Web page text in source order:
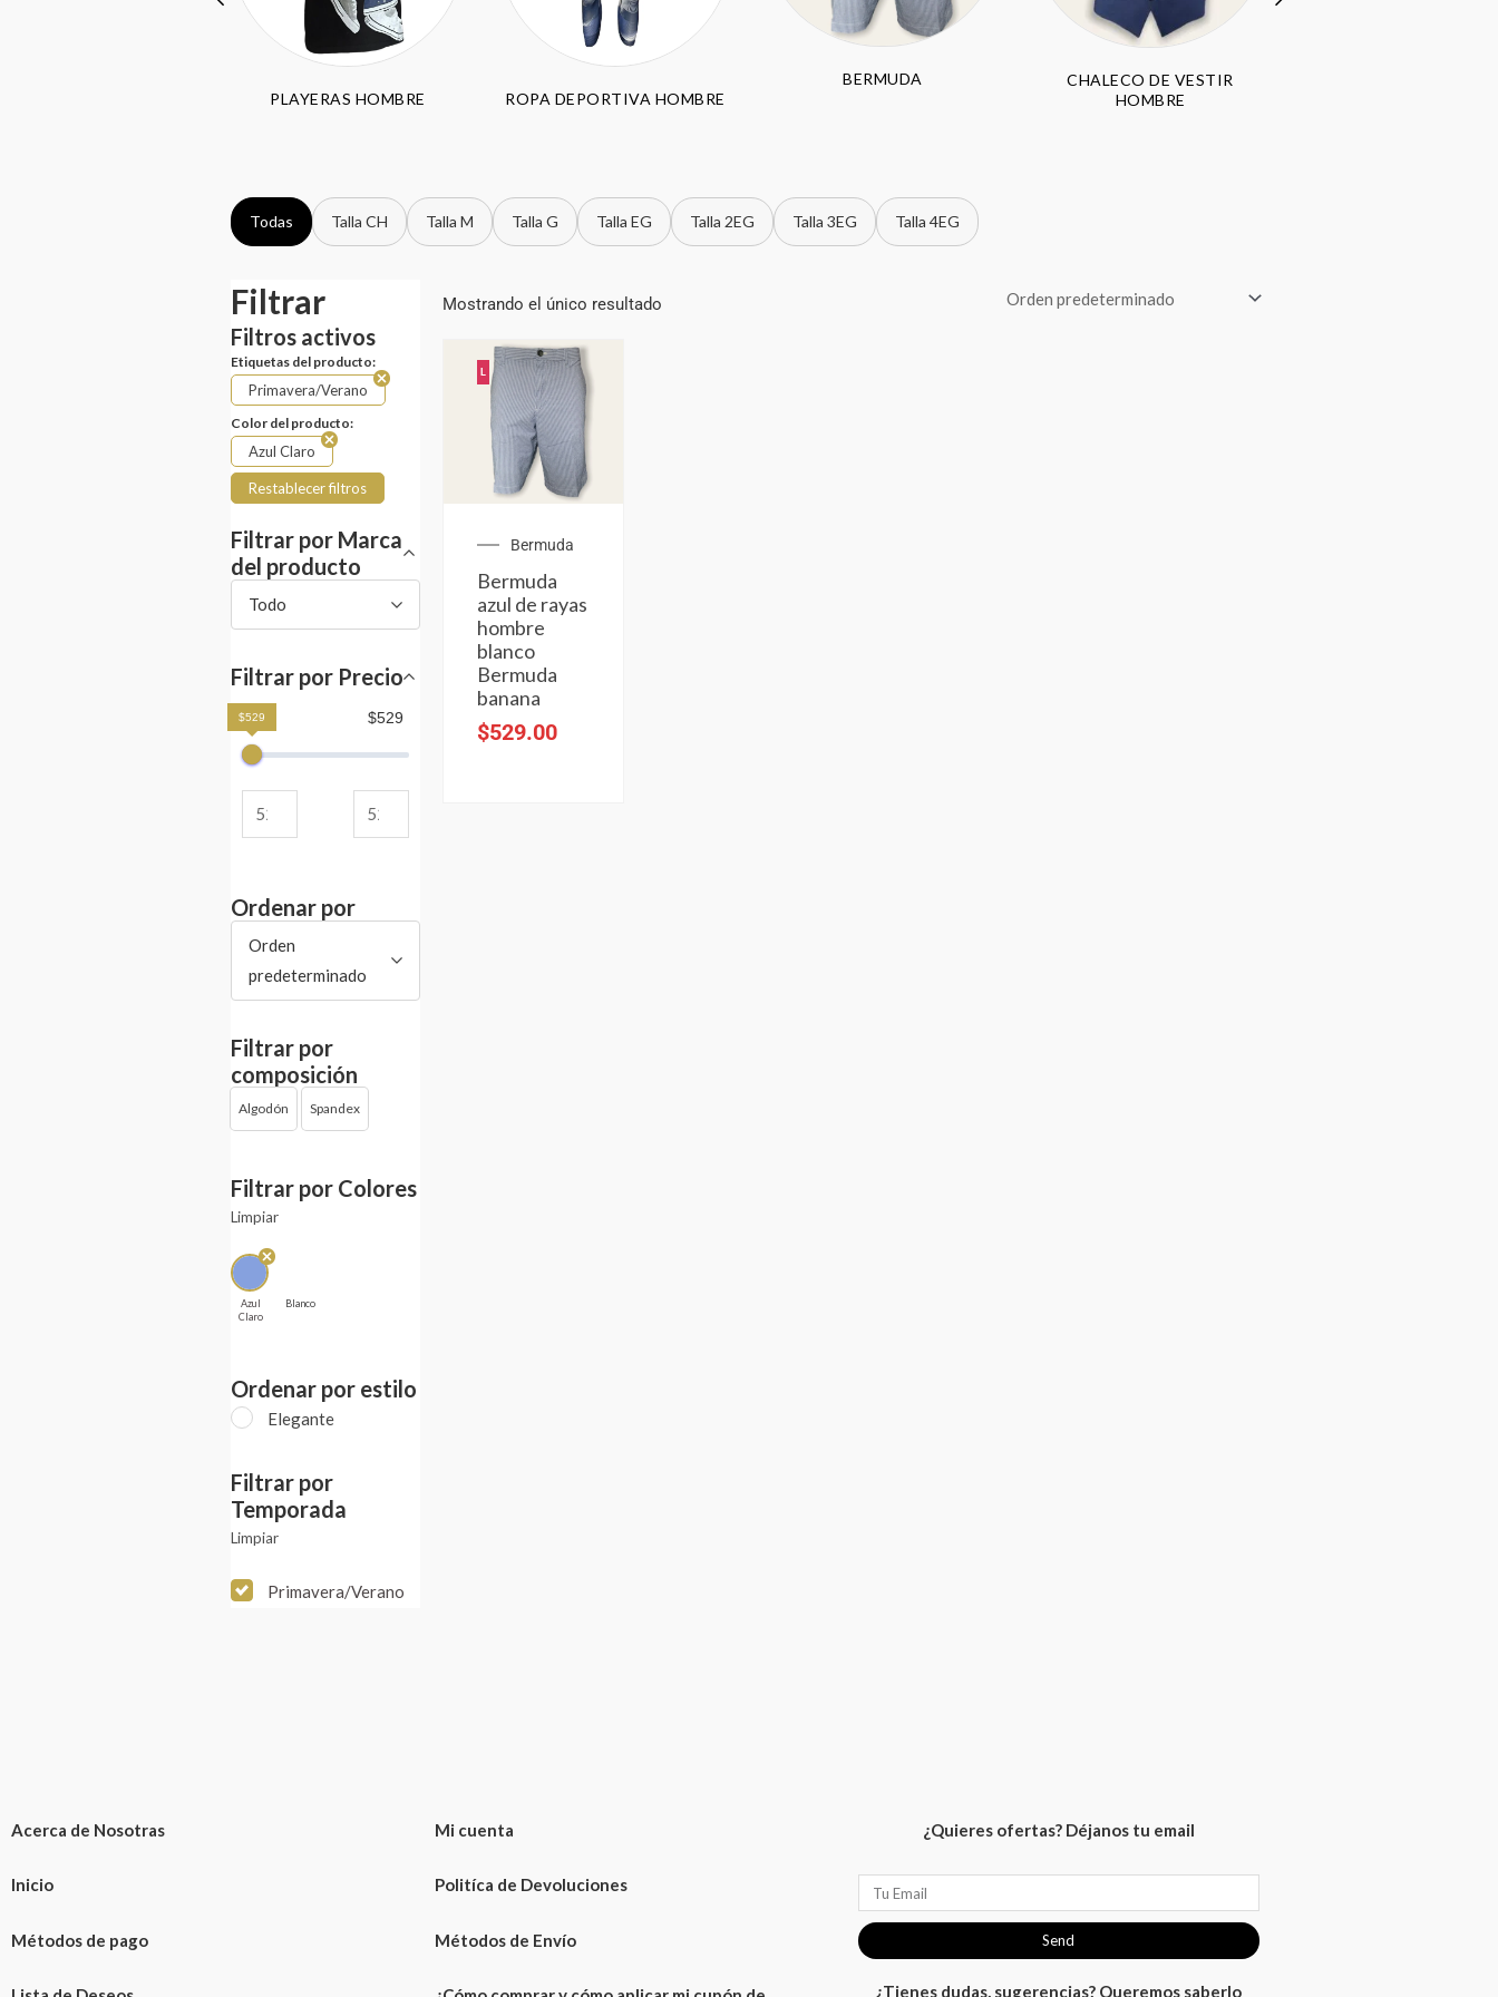
PLAYERAS HOMBRE ROPA DEPORTIVA HOMBRE
BERMUDA
CHALECO DE VESTIR
HOMBRE
Todas Talla CH Talla M Talla G Talla EG Talla 2EG Talla 3EG Talla 4EG
Filtrar
Filtros activos
Etiquetas del producto:
Primavera/Verano
Color del producto:
Azul Claro
Restablecer filtros
Filtrar por Marca
del producto
Todo
Filtrar por Precio
$529
$529
Ordenar por
Orden
predeterminado
Filtrar por
composición
Algodón Spandex
Filtrar por Colores
Limpiar
Azul
Claro
Blanco
Ordenar por estilo
Elegante
Filtrar por
Temporada
Limpiar
Primavera/Verano
Mostrando el único resultado
L
Bermuda
Bermuda
azul de rayas
hombre
blanco
Bermuda
banana
$529.00
Acerca de Nosotras
Inicio
Métodos de pago
Mi cuenta
Politíca de Devoluciones
Métodos de Envío
¿Quieres ofertas? Déjanos tu email
Email
Send
¿Tienes dudas, sugerencias? Queremos saberlo